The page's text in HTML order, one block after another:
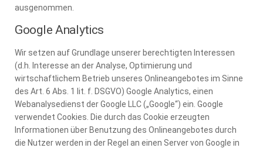
ausgenommen.
Google Analytics
Wir setzen auf Grundlage unserer berechtigten Interessen
(d.h. Interesse an der Analyse, Optimierung und
wirtschaftlichem Betrieb unseres Onlineangebotes im Sinne
des Art. 6 Abs. 1 lit. f. DSGVO) Google Analytics, einen
Webanalysedienst der Google LLC („Google“) ein. Google
verwendet Cookies. Die durch das Cookie erzeugten
Informationen über Benutzung des Onlineangebotes durch
die Nutzer werden in der Regel an einen Server von Google in